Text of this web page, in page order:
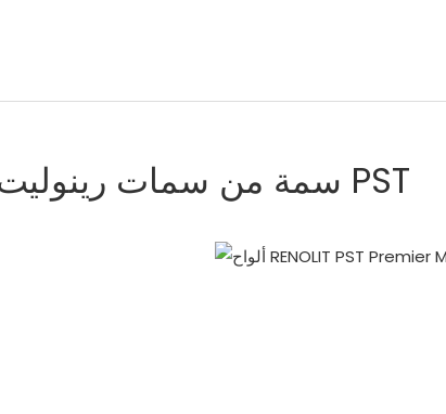
سمة من سمات رينوليت PST